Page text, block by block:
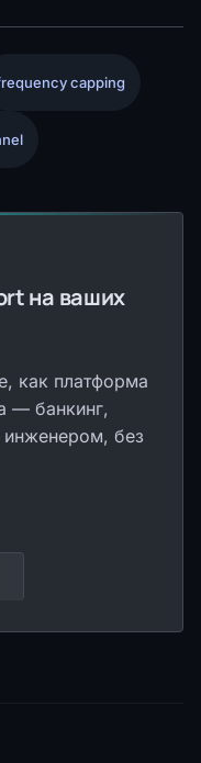
capping
на ваших
как платформа
— банкинг,
инженером, без